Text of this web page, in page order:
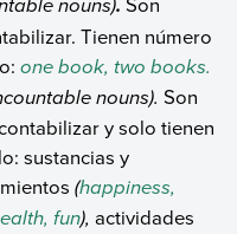
.
Tienen número
one book, two books.
nouns).Son
y solo tienen
sustancias y
(happiness,
fun), actividades